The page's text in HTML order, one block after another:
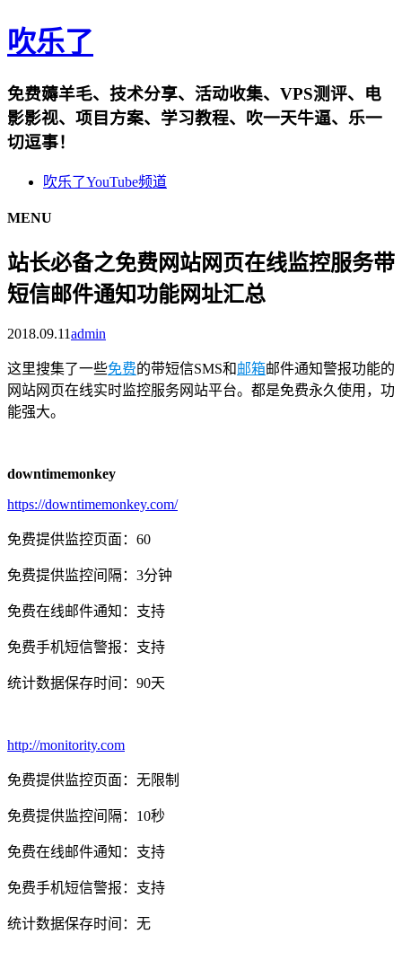
吹乐了
免费薅羊毛、技术分享、活动收集、VPS测评、电
影影视、项目方案、学习教程、吹一天牛逼、乐一
切逗事！
吹乐了YouTube频道
MENU
站长必备之免费网站网页在线监控服务带
短信邮件通知功能网址汇总
2018.09.11admin
这里搜集了一些免费的带短信SMS和邮箱邮件通知警报功能的
网站网页在线实时监控服务网站平台。都是免费永久使用，功
能强大。
downtimemonkey
https://downtimemonkey.com/
免费提供监控页面：60
免费提供监控间隔：3分钟
免费在线邮件通知：支持
免费手机短信警报：支持
统计数据保存时间：90天
http://monitority.com
免费提供监控页面：无限制
免费提供监控间隔：10秒
免费在线邮件通知：支持
免费手机短信警报：支持
统计数据保存时间：无